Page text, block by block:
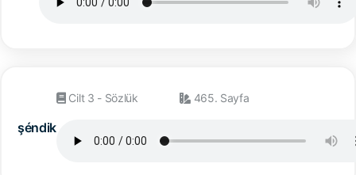
şéndik
Cilt 3 - Sözlük 465. Sayfa